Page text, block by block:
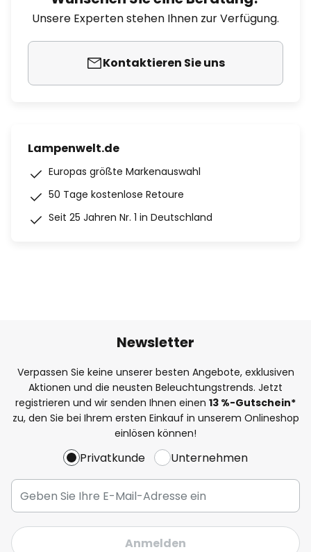
Unsere Experten stehen Ihnen zur Verfügung.
Kontaktieren Sie uns
Lampenwelt.de
Europas größte Markenauswahl
50 Tage kostenlose Retoure
Seit 25 Jahren Nr. 1 in Deutschland
Newsletter
Verpassen Sie keine unserer besten Angebote, exklusiven
Aktionen und die neusten Beleuchtungstrends. Jetzt
registrieren und wir senden Ihnen einen 13 %-Gutschein*
zu, den Sie bei Ihrem ersten Einkauf in unserem Onlineshop
einlösen können!
Privatkunde Unternehmen
Anmelden